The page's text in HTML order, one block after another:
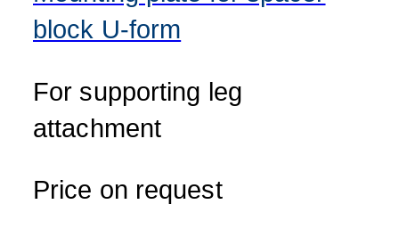
block U-form
For supporting leg
attachment
Price on request